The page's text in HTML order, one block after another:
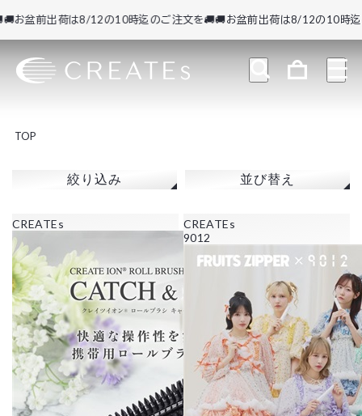
盆前出荷は8/12の10時迄のご注文を🚚🚚お盆前出荷は8/12の10時迄の
TOP
絞り込み 並び替え
CREATEs
CREATEs
9012